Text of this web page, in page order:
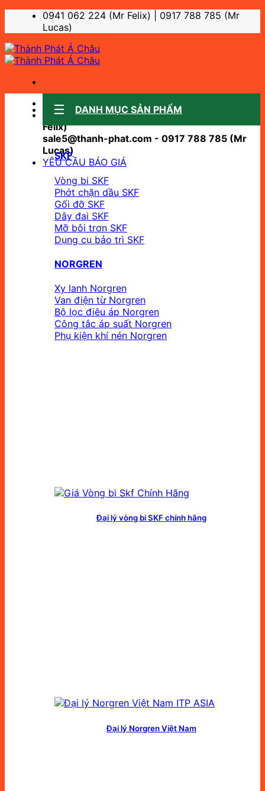
dung
0941 062 224 (Mr Felix) | 0917 788 785 (Mr
Lucas)
Sale support:
sale10@thanh-phat.com - 0941 062 224 (Mr
Felix)
sale5@thanh-phat.com - 0917 788 785 (Mr
Lucas)
YÊU CẦU BÁO GIÁ
DANH MỤC SẢN PHẨM
SKF
Vòng bi SKF
Phớt chặn dầu SKF
Gối đỡ SKF
Dây đai SKF
Mỡ bôi trơn SKF
Dụng cụ bảo trì SKF
NORGREN
Xy lanh Norgren
Van điện từ Norgren
Bộ lọc điêu áp Norgren
Công tắc áp suất Norgren
Phụ kiện khí nén Norgren
Đại lý vòng bi SKF chính hãng
Đại lý Norgren Việt Nam